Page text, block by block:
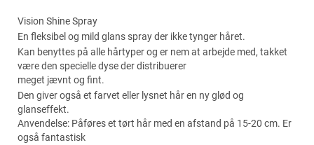
Vision Shine Spray
En fleksibel og mild glans spray der ikke tynger håret.
Kan benyttes på alle hårtyper og er nem at arbejde med, takket
være den specielle dyse der distribuerer
meget jævnt og fint.
Den giver også et farvet eller lysnet hår en ny glød og
glanseffekt.
Anvendelse: Påføres et tørt hår med en afstand på 15-20 cm. Er
også fantastisk